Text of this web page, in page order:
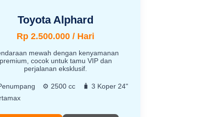
Toyota Alphard
Rp 2.500.000 / Hari
mewah dengan kenyamanan
premium, cocok untuk tamu VIP dan
perjalanan eksklusif.
⚙️ 2500 cc
🧳 3 Koper 24"